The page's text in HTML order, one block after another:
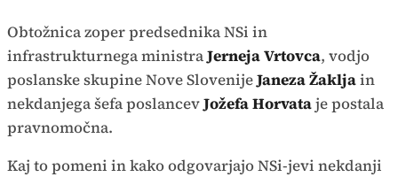
Obtožnica zoper predsednika NSi in
infrastrukturnega ministraJerneja Vrtovca, vodjo
poslanske skupine Nove SlovenijeJaneza Žakljain
nekdanjega šefa poslancevJožefa Horvataje postala
pravnomočna.
Kaj to pomeni in kako odgovarjajo NSi-jevi nekdanji